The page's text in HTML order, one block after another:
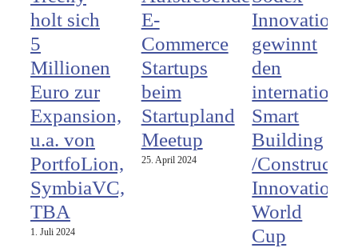
holt sich
5
Millionen
Euro zur
Expansion,
u.a. von
PortfoLion,
SymbiaVC,
TBA
1. Juli 2024
E-
Commerce
Startups
beim
Startupland
Meetup
25. April 2024
Innovations
gewinnt
den
Smart
Building
/
Innovation
World
Cup